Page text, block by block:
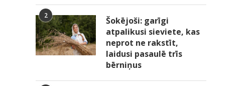
2
Šokējoši: garīgi
atpalikusi sieviete, kas
neprot ne rakstīt,
laidusi pasaulē trīs
bērniņus